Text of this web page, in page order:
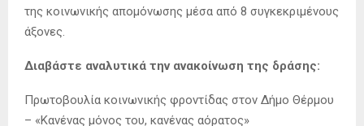
της κοινωνικής απομόνωσης μέσα από 8 συγκεκριμένους
άξονες.
Διαβάστε αναλυτικά την ανακοίνωση της δράσης:
Πρωτοβουλία κοινωνικής φροντίδας στον Δήμο Θέρμου
– «Κανένας μόνος του, κανένας αόρατος»